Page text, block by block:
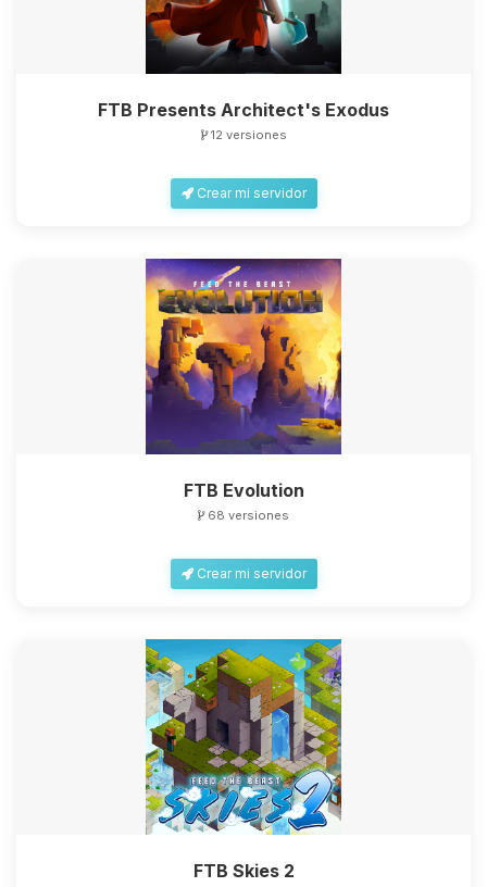
FTB Presents Architect's Exodus
12 versiones
Crear mi servidor
FTB Evolution
68 versiones
Crear mi servidor
FTB Skies 2